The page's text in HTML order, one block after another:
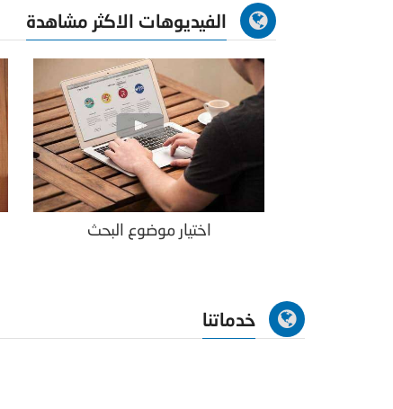
الفيديوهات الاكثر مشاهدة
اختيار موضوع البحث
خدماتنا